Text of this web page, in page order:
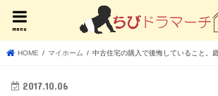
menu
HOME マイホーム 中古住宅の購入で後悔していること。
2017.10.06